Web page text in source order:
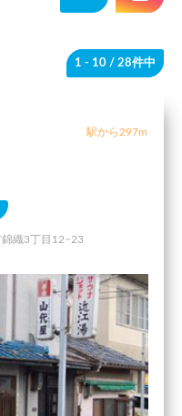
1 - 10 / 28件中
駅から297m
織3丁目12−23